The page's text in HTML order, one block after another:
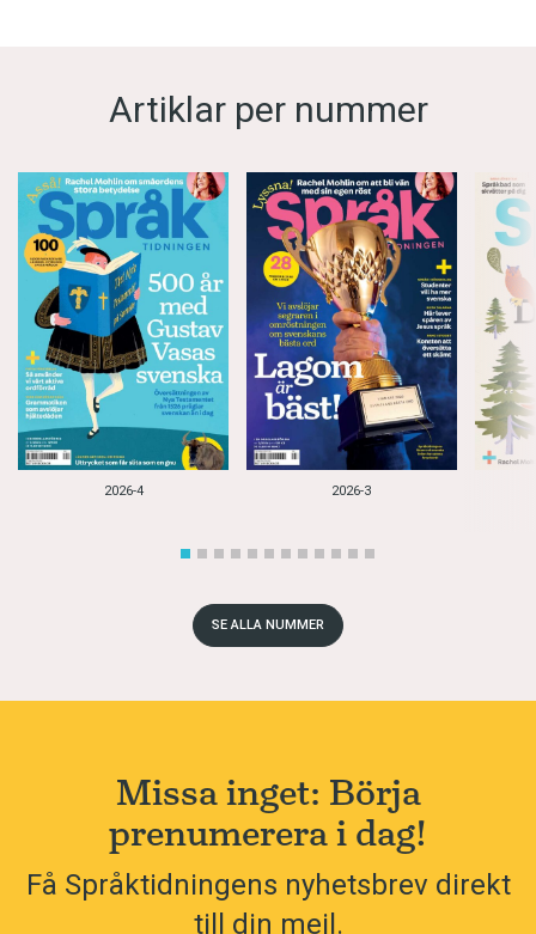
Artiklar per nummer
2026-4 2026-3
SE ALLA NUMMER
Missa inget: Börja
prenumerera i dag!
Få Språktidningens nyhetsbrev direkt
till din mejl.